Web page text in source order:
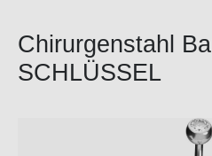
Chirurgenstahl
SCHLÜSSEL